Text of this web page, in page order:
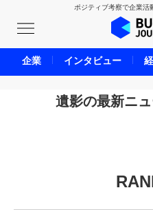
ポジティブ考察で企業
BUSINESS
UNICORN
CARBON
LIFE
遺影の最新ニ
企業 インタビュー